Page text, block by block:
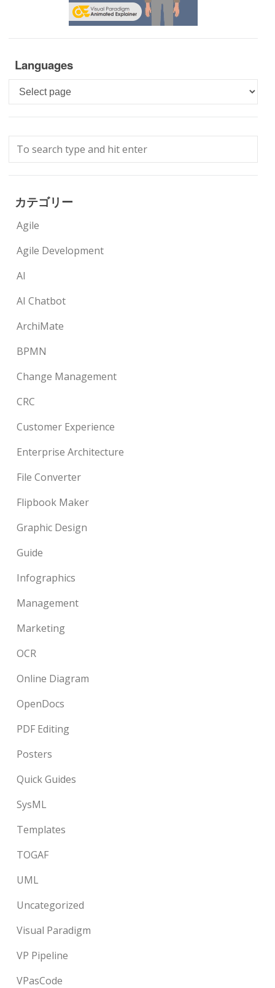
Languages
Languages
カテゴリー
Agile
Agile Development
AI
AI Chatbot
ArchiMate
BPMN
Change Management
CRC
Customer Experience
Enterprise Architecture
File Converter
Flipbook Maker
Graphic Design
Guide
Infographics
Management
Marketing
OCR
Online Diagram
OpenDocs
PDF Editing
Posters
Quick Guides
SysML
Templates
TOGAF
UML
Uncategorized
Visual Paradigm
VP Pipeline
VPasCode